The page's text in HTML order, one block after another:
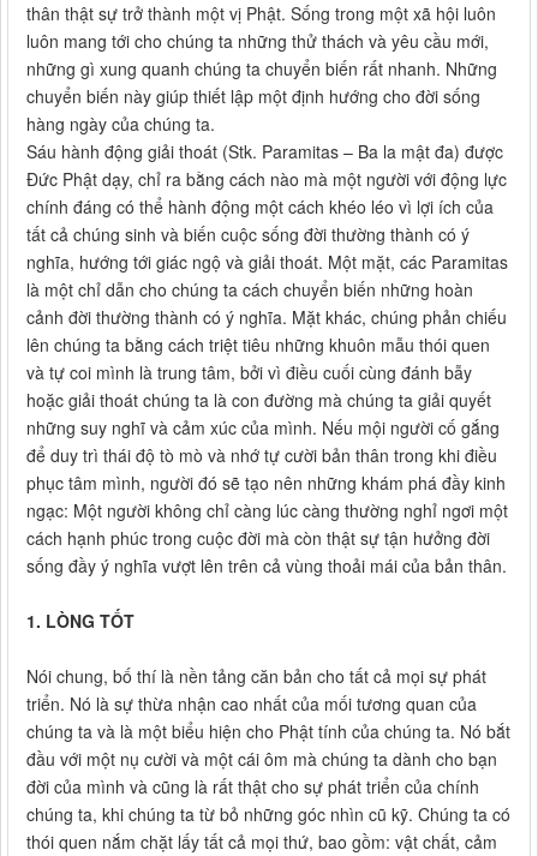
thân thật sự trở thành một vị Phật. Sống trong một xã hội luôn
luôn mang tới cho chúng ta những thử thách và yêu cầu mới,
những gì xung quanh chúng ta chuyển biến rất nhanh. Những
chuyển biến này giúp thiết lập một định hướng cho đời sống
hàng ngày của chúng ta.
Sáu hành động giải thoát (Stk. Paramitas – Ba la mật đa) được
Đức Phật dạy, chỉ ra bằng cách nào mà một người với động lực
chính đáng có thể hành động một cách khéo léo vì lợi ích của
tất cả chúng sinh và biến cuộc sống đời thường thành có ý
nghĩa, hướng tới giác ngộ và giải thoát. Một mặt, các Paramitas
là một chỉ dẫn cho chúng ta cách chuyển biến những hoàn
cảnh đời thường thành có ý nghĩa. Mặt khác, chúng phản chiếu
lên chúng ta bằng cách triệt tiêu những khuôn mẫu thói quen
và tự coi mình là trung tâm, bởi vì điều cuối cùng đánh bẫy
hoặc giải thoát chúng ta là con đường mà chúng ta giải quyết
những suy nghĩ và cảm xúc của mình. Nếu mội người cố gắng
để duy trì thái độ tò mò và nhớ tự cười bản thân trong khi điều
phục tâm mình, người đó sẽ tạo nên những khám phá đầy kinh
ngạc: Một người không chỉ càng lúc càng thường nghỉ ngơi một
cách hạnh phúc trong cuộc đời mà còn thật sự tận hưởng đời
sống đầy ý nghĩa vượt lên trên cả vùng thoải mái của bản thân.
1. LÒNG TỐT
Nói chung, bố thí là nền tảng căn bản cho tất cả mọi sự phát
triển. Nó là sự thừa nhận cao nhất của mối tương quan của
chúng ta và là một biểu hiện cho Phật tính của chúng ta. Nó bắt
đầu với một nụ cười và một cái ôm mà chúng ta dành cho bạn
đời của mình và cũng là rất thật cho sự phát triển của chính
chúng ta, khi chúng ta từ bỏ những góc nhìn cũ kỹ. Chúng ta có
thói quen nắm chặt lấy tất cả mọi thứ, bao gồm: vật chất, cảm